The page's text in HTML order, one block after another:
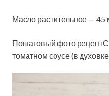
Масло растительное — 45
Пошаговый фото
томатном соусе (в